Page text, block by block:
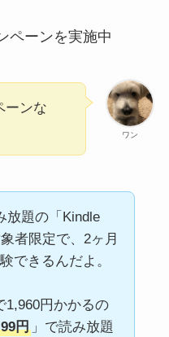
ペーンを実施中
ワン
ーンな
放題の「Kindle
者限定で、2ヶ月
できるんだよ。
1,960円かかるの
99円」で読み放題